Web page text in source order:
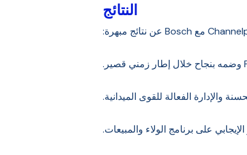
النتائج
والإدارة الفعالة للقوى الميدانية.